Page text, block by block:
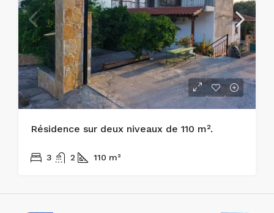
Résidence sur deux niveaux de 110 m².
3 2 110 m²